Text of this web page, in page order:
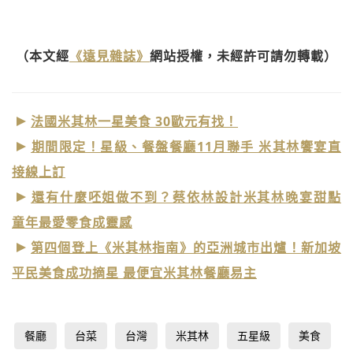
（本文經 《遠見雜誌》 網站授權，未經許可請勿轉載）
法國米其林一星美食 30歐元有找！
期間限定！星級、餐盤餐廳11月聯手 米其林饗宴直
接線上訂
還有什麼呸姐做不到？蔡依林設計米其林晚宴甜點
童年最愛零食成靈感
第四個登上《米其林指南》的亞洲城市出爐！新加坡
平民美食成功摘星 最便宜米其林餐廳易主
餐廳 台菜 台灣 米其林 五星級 美食